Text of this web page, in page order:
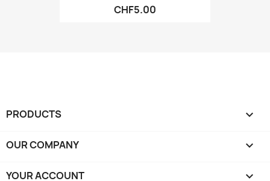
CHF5.00
PRODUCTS 
OUR COMPANY 
YOUR ACCOUNT 